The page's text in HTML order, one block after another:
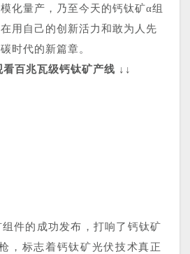
化量产，乃至今天的钙钛矿α组
用自己的创新活力和敢为人先
时代的新篇章。
看百兆瓦级钙钛矿产线 ↓↓
件的成功发布，打响了钙钛矿
，标志着钙钛矿光伏技术真正